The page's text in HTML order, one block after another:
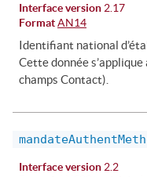
Interface version 2.17
Format AN14
Identifiant national
Cette donnée
champs Contact).
Interface version 2.2